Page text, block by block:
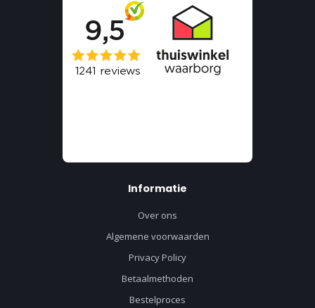
Informatie
Over ons
Algemene voorwaarden
Privacy Policy
Betaalmethoden
Bestelproces